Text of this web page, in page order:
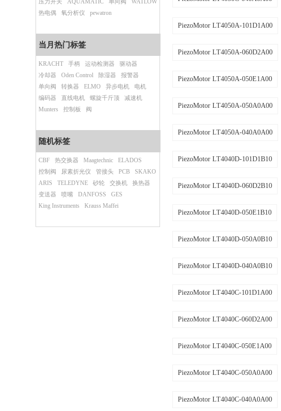
压力开关
AQUAMATIC 单向阀
WATLOW
热电偶
氧分析仪 pewatron
当月热门标签
KRACHT 手柄 运动检测器
驱动器
冷却器
Oden Control 除湿器
报警器
单向阀
转换器 ELMO 异步电机
电机
编码器
直线电机 螺旋千斤顶
减速机
Munters
控制板 阀
随机标签
CBF 热交换器 Maagtechnic
ELADOS
控制阀
尿素折光仪 管接头 PCB
SKAKO
ARIS
TELEDYNE 砂轮 交换机
换热器
变送器
喷嘴 DANFOSS
GES
King Instruments
Krauss Maffei
PiezoMotor LT4050A-101D1A00
PiezoMotor LT4050A-060D2A00
PiezoMotor LT4050A-050E1A00
PiezoMotor LT4050A-050A0A00
PiezoMotor LT4050A-040A0A00
PiezoMotor LT4040D-101D1B10
PiezoMotor LT4040D-060D2B10
PiezoMotor LT4040D-050E1B10
PiezoMotor LT4040D-050A0B10
PiezoMotor LT4040D-040A0B10
PiezoMotor LT4040C-101D1A00
PiezoMotor LT4040C-060D2A00
PiezoMotor LT4040C-050E1A00
PiezoMotor LT4040C-050A0A00
PiezoMotor LT4040C-040A0A00